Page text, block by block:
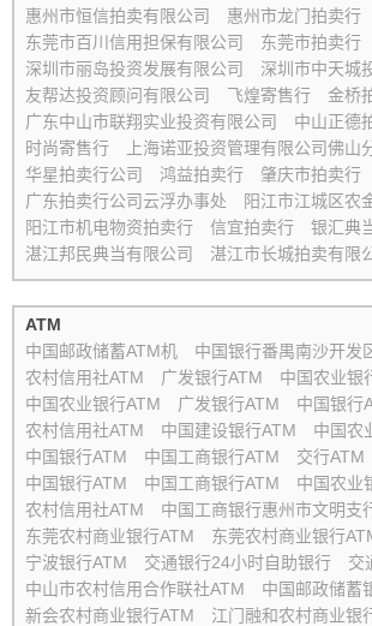
惠州市恒信拍卖有限公司
惠州市龙门拍卖行
东莞市百川信用担保有限公司
东莞市拍卖行
深圳市丽岛投资发展有限公司
深圳市中天城
友帮达投资顾问有限公司
飞煌寄售行 金桥
广东中山市联翔实业投资有限公司
中山正德
时尚寄售行
上海诺亚投资管理有限公司佛山
华星拍卖行公司
鸿益拍卖行 肇庆市拍卖行
广东拍卖行公司云浮办事处
阳江市江城区农
阳江市机电物资拍卖行
信宜拍卖行 银汇典
湛江邦民典当有限公司
湛江市长城拍卖有限
ATM
中国邮政储蓄ATM机
中国银行番禺南沙开发
农村信用社ATM
广发银行ATM 中国农业银
中国农业银行ATM
广发银行ATM 中国银行
农村信用社ATM
中国建设银行ATM 中国农
中国银行ATM
中国工商银行ATM 交行ATM
中国银行ATM
中国工商银行ATM 中国农业
农村信用社ATM
中国工商银行惠州市文明支
东莞农村商业银行ATM
东莞农村商业银行
宁波银行ATM
交通银行24小时自助银行
交
中山市农村信用合作联社ATM
中国邮政储蓄
新会农村商业银行ATM
江门融和农村商业银